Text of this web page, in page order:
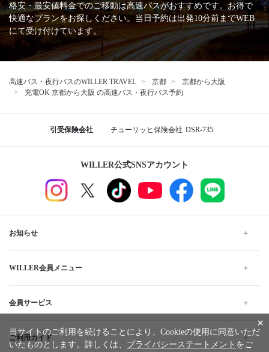
格安・最安値料金でのご移動は高速バスがおすすめです。お得で
快適なプランをお探しください。当日予約は出発10分前までWEB
にて受け付けています。
高速バス・夜行バスのWILLER TRAVEL 京都
京都から大阪
充電OK 京都から大阪 の高速バス・夜行バス予約
引受保険会社 チューリッヒ保険会社 DSR-735
WILLER公式SNSアカウント
お知らせ
WILLER会員メニュー
会員サービス
ご利用ガイド
×
当サイトのご利用を続けることにより、Cookieの使用に同意いただ
いたものとします。詳しくは、 プライバシーステートメント をご